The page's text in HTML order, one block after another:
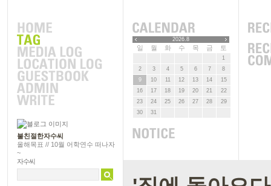
불친절한자수씨
올해목표 // 10월 어학연수 떠나자
~
자수씨
2026.8
일 월 화 수 목 금 토
1
2
3 4 5 6 7
8
9
10 11 12 13 14
15
16
17 18 19 20 21
22
23
24 25 26 27 28
29
30
31